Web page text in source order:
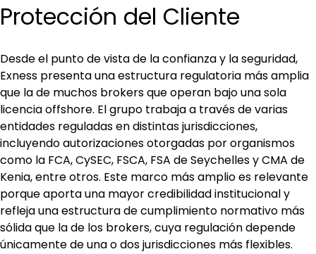
Protección del Cliente
Desde el punto de vista de la confianza y la seguridad,
Exness presenta una estructura regulatoria más amplia
que la de muchos brokers que operan bajo una sola
licencia offshore. El grupo trabaja a través de varias
entidades reguladas en distintas jurisdicciones,
incluyendo autorizaciones otorgadas por organismos
como la FCA, CySEC, FSCA, FSA de Seychelles y CMA de
Kenia, entre otros. Este marco más amplio es relevante
porque aporta una mayor credibilidad institucional y
refleja una estructura de cumplimiento normativo más
sólida que la de los brokers, cuya regulación depende
únicamente de una o dos jurisdicciones más flexibles.